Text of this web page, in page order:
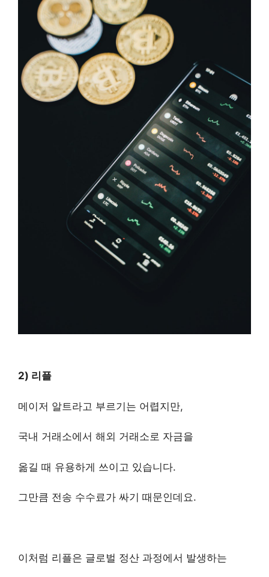
2) 리플
메이저 알트라고 부르기는 어렵지만,
국내 거래소에서 해외 거래소로 자금을
옮길 때 유용하게 쓰이고 있습니다.
그만큼 전송 수수료가 싸기 때문인데요.
이처럼 리플은 글로벌 정산 과정에서 발생하는